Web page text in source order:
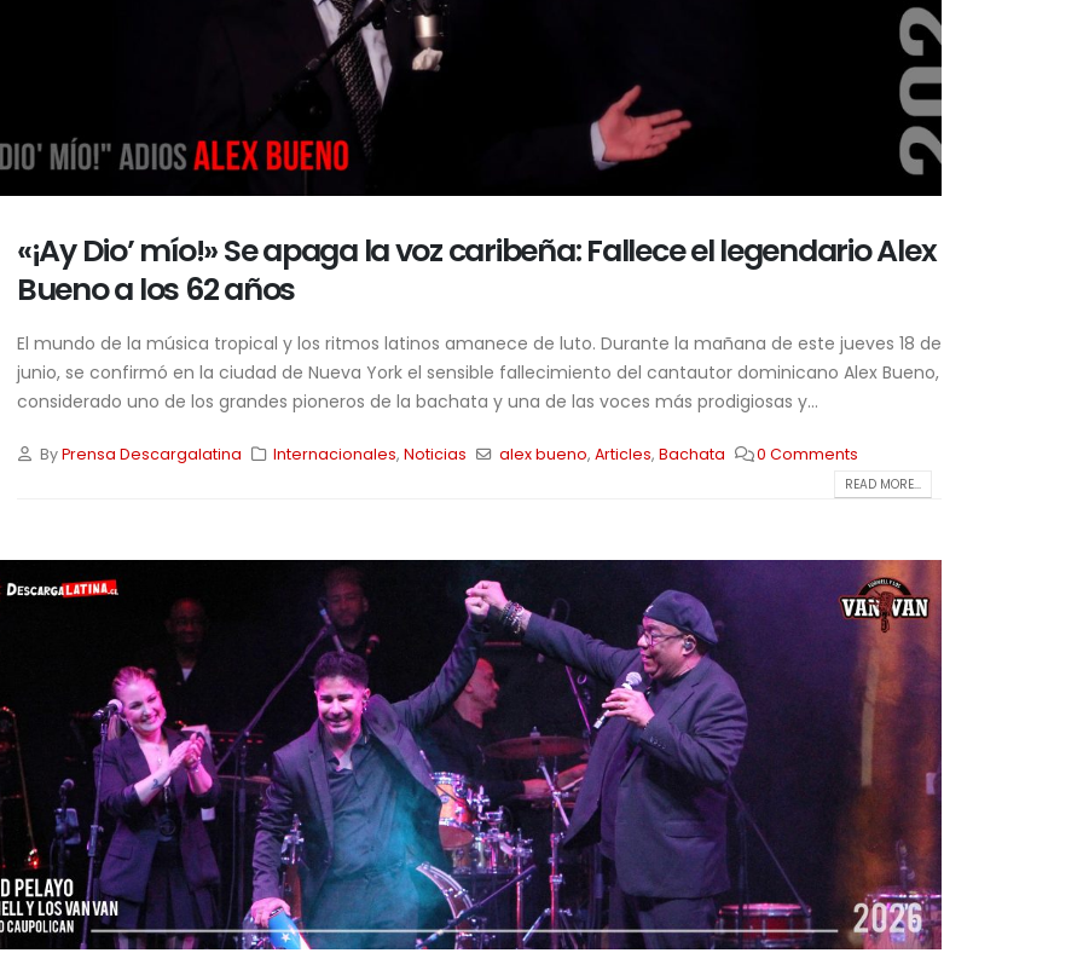
«¡Ay Dio’ mío!» Se apaga la voz caribeña: Fallece el legendario Alex
Bueno a los 62 años
El mundo de la música tropical y los ritmos latinos amanece de luto. Durante la mañana de este jueves 18 de
junio, se confirmó en la ciudad de Nueva York el sensible fallecimiento del cantautor dominicano Alex Bueno,
considerado uno de los grandes pioneros de la bachata y una de las voces más prodigiosas y...
ByPrensa Descargalatina Internacionales,Noticias alex bueno, Articles, Bachata 0 Comments
READ MORE...
caribeña: Fallece el
Alex Bueno a los
«Flaco» David Pelayo
06/2026
le responde al qué
con «Cotilleo», su
y explosivo merengue
le canta al amor propio a
ritmo de merengue y
bachata en su nuevo sencillo «No Es
Los Some Son unen
generaciones con el
lanzamiento de su nuevo
sencillo «Para Los Soneros»
04/05/2026
Elito Revé en Chile 2026: 70
años del Charangón
28/04/2026